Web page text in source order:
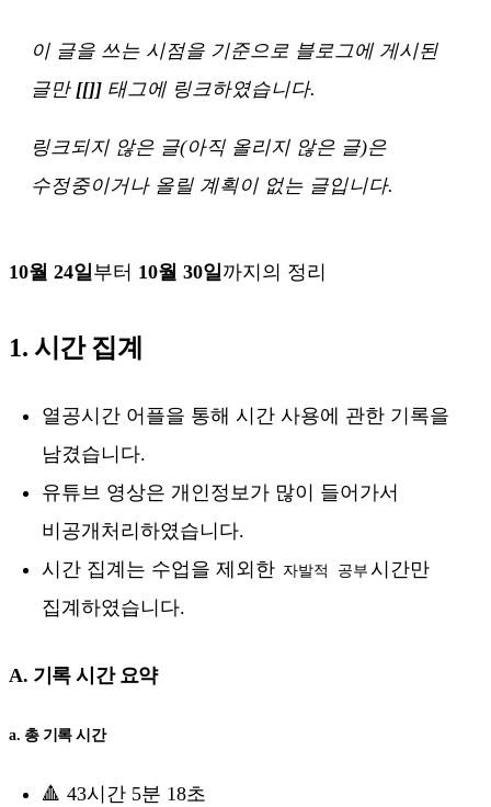
이 글을 쓰는 시점을 기준으로 블로그에 게시된
글만 [[]] 태그에 링크하였습니다.
링크되지 않은 글(아직 올리지 않은 글)은
수정중이거나 올릴 계획이 없는 글입니다.
10월 24일부터 10월 30일까지의 정리
1. 시간 집계
열공시간 어플을 통해 시간 사용에 관한 기록을
남겼습니다.
유튜브 영상은 개인정보가 많이 들어가서
비공개처리하였습니다.
시간 집계는 수업을 제외한 자발적 공부시간만
집계하였습니다.
A. 기록 시간 요약
a. 총 기록 시간
🔺 43시간 5분 18초